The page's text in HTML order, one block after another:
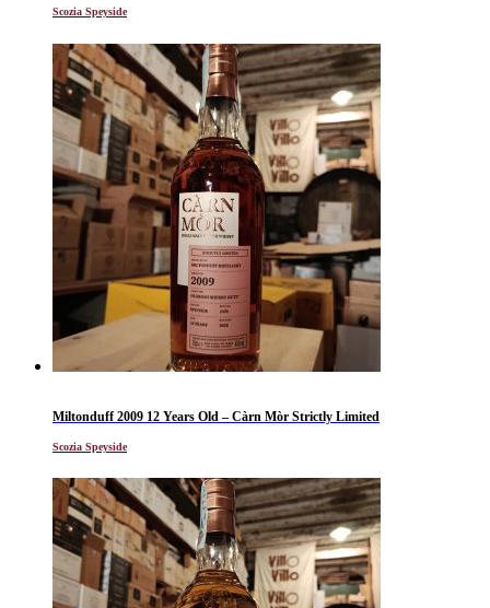
Scozia Speyside
Miltonduff 2009 12 Years Old – Càrn Mòr Strictly Limited
Scozia Speyside